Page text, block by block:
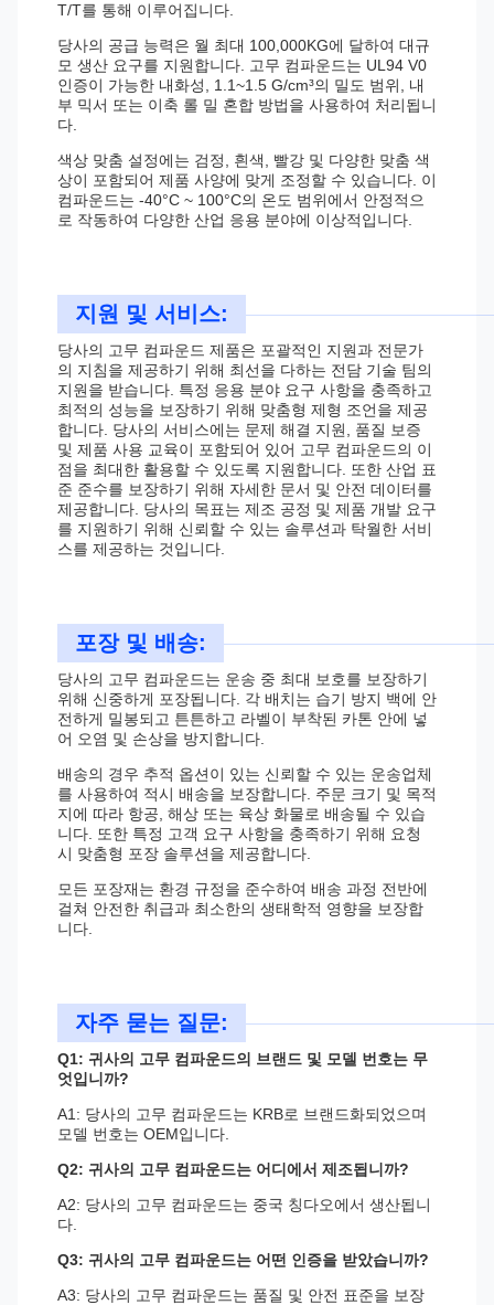
T/T를 통해 이루어집니다.
당사의 공급 능력은 월 최대 100,000KG에 달하여 대규
모 생산 요구를 지원합니다. 고무 컴파운드는 UL94 V0
인증이 가능한 내화성, 1.1~1.5 G/cm³의 밀도 범위, 내
부 믹서 또는 이축 롤 밀 혼합 방법을 사용하여 처리됩니
다.
색상 맞춤 설정에는 검정, 흰색, 빨강 및 다양한 맞춤 색
상이 포함되어 제품 사양에 맞게 조정할 수 있습니다. 이
컴파운드는 -40°C ~ 100°C의 온도 범위에서 안정적으
로 작동하여 다양한 산업 응용 분야에 이상적입니다.
지원 및 서비스:
당사의 고무 컴파운드 제품은 포괄적인 지원과 전문가
의 지침을 제공하기 위해 최선을 다하는 전담 기술 팀의
지원을 받습니다. 특정 응용 분야 요구 사항을 충족하고
최적의 성능을 보장하기 위해 맞춤형 제형 조언을 제공
합니다. 당사의 서비스에는 문제 해결 지원, 품질 보증
및 제품 사용 교육이 포함되어 있어 고무 컴파운드의 이
점을 최대한 활용할 수 있도록 지원합니다. 또한 산업 표
준 준수를 보장하기 위해 자세한 문서 및 안전 데이터를
제공합니다. 당사의 목표는 제조 공정 및 제품 개발 요구
를 지원하기 위해 신뢰할 수 있는 솔루션과 탁월한 서비
스를 제공하는 것입니다.
포장 및 배송:
당사의 고무 컴파운드는 운송 중 최대 보호를 보장하기
위해 신중하게 포장됩니다. 각 배치는 습기 방지 백에 안
전하게 밀봉되고 튼튼하고 라벨이 부착된 카톤 안에 넣
어 오염 및 손상을 방지합니다.
배송의 경우 추적 옵션이 있는 신뢰할 수 있는 운송업체
를 사용하여 적시 배송을 보장합니다. 주문 크기 및 목적
지에 따라 항공, 해상 또는 육상 화물로 배송될 수 있습
니다. 또한 특정 고객 요구 사항을 충족하기 위해 요청
시 맞춤형 포장 솔루션을 제공합니다.
모든 포장재는 환경 규정을 준수하여 배송 과정 전반에
걸쳐 안전한 취급과 최소한의 생태학적 영향을 보장합
니다.
자주 묻는 질문:
Q1: 귀사의 고무 컴파운드의 브랜드 및 모델 번호는 무
엇입니까?
A1: 당사의 고무 컴파운드는 KRB로 브랜드화되었으며
모델 번호는 OEM입니다.
Q2: 귀사의 고무 컴파운드는 어디에서 제조됩니까?
A2: 당사의 고무 컴파운드는 중국 칭다오에서 생산됩니
다.
Q3: 귀사의 고무 컴파운드는 어떤 인증을 받았습니까?
A3: 당사의 고무 컴파운드는 품질 및 안전 표준을 보장